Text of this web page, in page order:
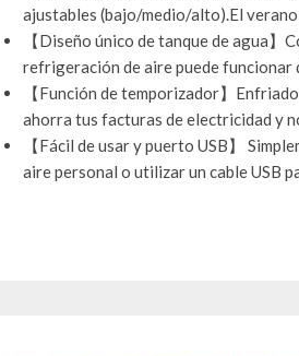
ajustables (bajo/medio/alto).El
【Diseño único de tanque de agua
refrigeración de aire puede funcionar
【Función de temporizador】
ahorra tus facturas de electricidad y
【Fácil de usar y puerto USB】
aire personal o utilizar un cable USB